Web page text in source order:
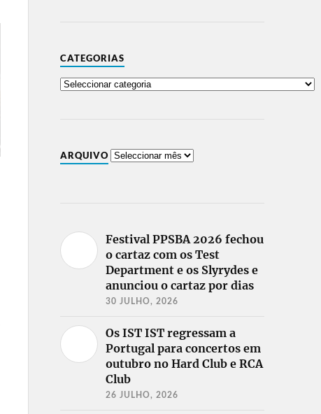
CATEGORIAS
ARQUIVO
Festival PPSBA 2026 fechou
o cartaz com os Test
Department e os Slyrydes e
anunciou o cartaz por dias
30 JULHO, 2026
Os IST IST regressam a
Portugal para concertos em
outubro no Hard Club e RCA
Club
26 JULHO, 2026